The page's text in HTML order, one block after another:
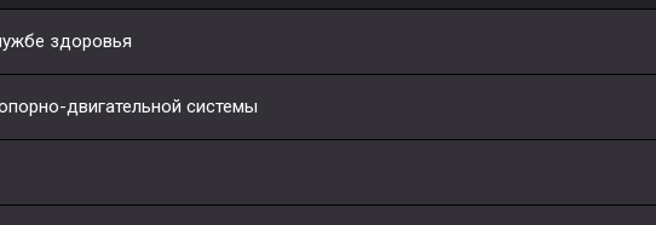
здоровья
двигательной системы